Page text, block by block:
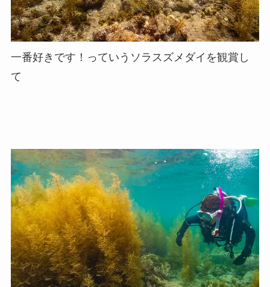
一番好きです！っていうソラスズメダイを観賞し
て